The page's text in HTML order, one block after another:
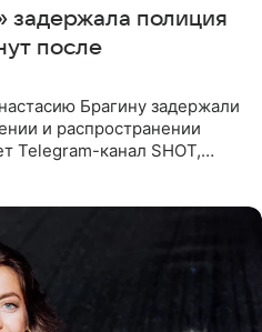
задержала полиция
после
Брагину задержали
и распространении
Telegram-канал SHOT,